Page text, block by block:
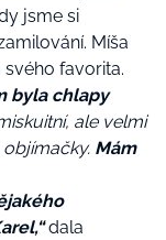
jsme si
Míša
favorita.
byla chlapy
ale velmi
Mám
dala